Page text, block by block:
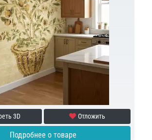
3D Отложить
Подробнее о товаре